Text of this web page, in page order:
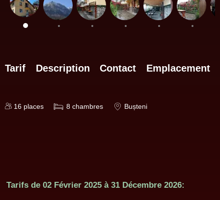
Tarif Description Contact Emplacement
16 places 8 chambres Bușteni
Tarifs de 02 Février 2025 à 31 Décembre 2026: